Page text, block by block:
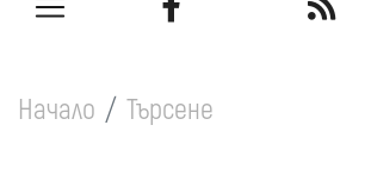
Начало Търсене